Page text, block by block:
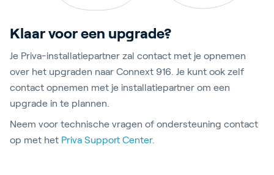
Klaar voor een upgrade?
Je Priva-installatiepartner zal contact met je opnemen
over het upgraden naar Connext 916. Je kunt ook zelf
contact opnemen met je installatiepartner om een
upgrade in te plannen.
Neem voor technische vragen of ondersteuning contact
op met het Priva Support Center.